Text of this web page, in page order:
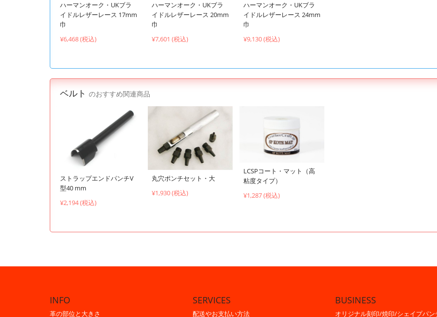
ハーマンオーク・UKブラ
イドルレザーレース 17mm
巾
¥6,468 (税込)
ハーマンオーク・UKブラ
イドルレザーレース 20mm
巾
¥7,601 (税込)
ハーマンオーク・UKブラ
イドルレザーレース 24mm
巾
¥9,130 (税込)
ベルト のおすすめ関連商品
ストラップエンドパンチV
型40 mm
¥2,194 (税込)
丸穴ポンチセット・大
¥1,930 (税込)
LCSPコート・マット（高
粘度タイプ）
¥1,287 (税込)
INFO
革の部位と大きさ
SERVICES
配送やお支払い方法
BUSINESS
オリジナル刻印/焼印/シェイプパン